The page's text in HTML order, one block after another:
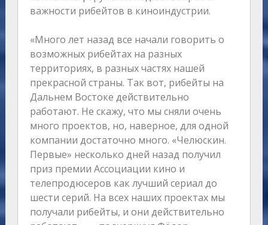
важности рибейтов в киноиндустрии.
«Много лет назад все начали говорить о
возможных рибейтах на разных
территориях, в разных частях нашей
прекрасной страны. Так вот, рибейты на
Дальнем Востоке действительно
работают. Не скажу, что мы сняли очень
много проектов, но, наверное, для одной
компании достаточно много. «Челюскин.
Первые» несколько дней назад получил
приз премии Ассоциации кино и
телепродюсеров как лучший сериал до
шести серий. На всех наших проектах мы
получали рибейты, и они действительно